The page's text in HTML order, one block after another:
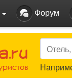
Форум
Search